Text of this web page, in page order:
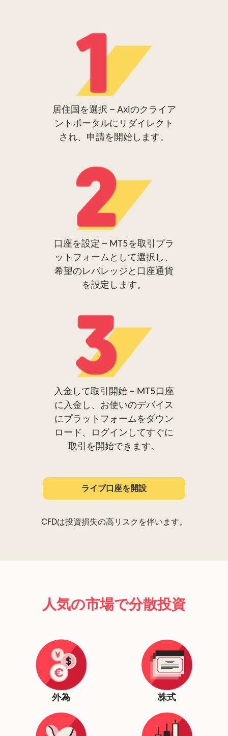
居住国を選択 – Axiのクライア
ントポータルにリダイレクト
され、申請を開始します。
口座を設定 – MT5を取引プラ
ットフォームとして選択し、
希望のレバレッジと口座通貨
を設定します。
入金して取引開始 – MT5口座
に入金し、お使いのデバイス
にプラットフォームをダウン
ロード、ログインしてすぐに
取引を開始できます。
ライブ口座を開設
CFDは投資損失の高リスクを伴います。
人気の市場で分散投資
外為 株式